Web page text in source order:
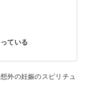
ている
外の妊娠のスピリチュ